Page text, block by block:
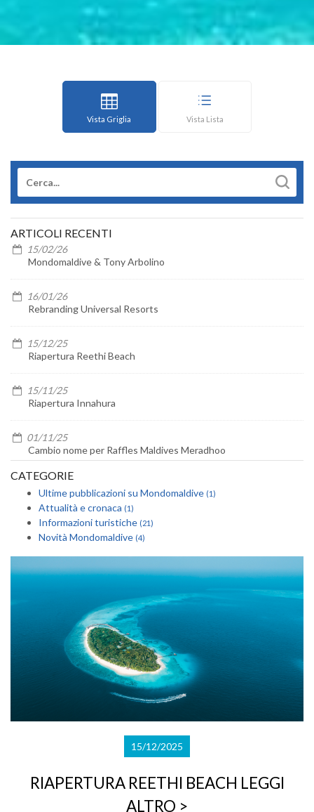
Vista Griglia Vista Lista
ARTICOLI RECENTI
15/02/26
Mondomaldive & Tony Arbolino
16/01/26
Rebranding Universal Resorts
15/12/25
Riapertura Reethi Beach
15/11/25
Riapertura Innahura
01/11/25
Cambio nome per Raffles Maldives Meradhoo
CATEGORIE
Ultime pubblicazioni su Mondomaldive (1)
Attualità e cronaca (1)
Informazioni turistiche (21)
Novità Mondomaldive (4)
15/12/2025
RIAPERTURA REETHI BEACH LEGGI
ALTRO >